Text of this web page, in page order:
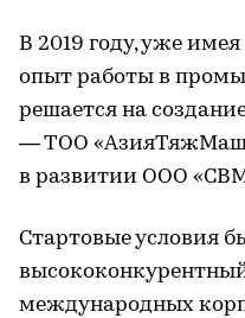
В 2019 году, уже
опыт работы в
решается на
— ТОО «АзияТяжМаш»
в развитии ООО
Стартовые условия
международных